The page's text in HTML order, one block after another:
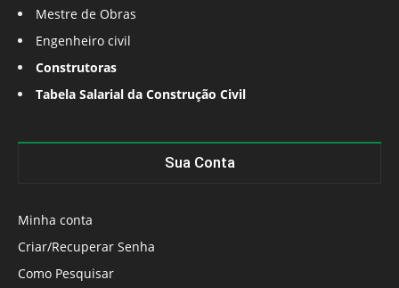
Mestre de Obras
Engenheiro civil
Construtoras
Tabela Salarial da Construção Civil
Sua Conta
Minha conta
Criar/Recuperar Senha
Como Pesquisar